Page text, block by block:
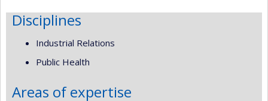
Disciplines
Industrial Relations
Public Health
Areas of expertise